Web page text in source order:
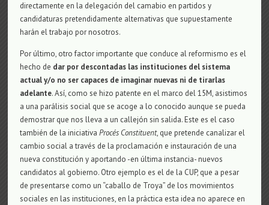
directamente en la delegación del camabio en partidos y
candidaturas pretendidamente alternativas que supuestamente
harán el trabajo por nosotros.
Por último, otro factor importante que conduce al reformismo es el
hecho de dar por descontadas las instituciones del sistema
actual y/o no ser capaces de imaginar nuevas ni de tirarlas
adelante. Así, como se hizo patente en el marco del 15M, asistimos
a una parálisis social que se acoge a lo conocido aunque se pueda
demostrar que nos lleva a un callejón sin salida. Este es el caso
también de la iniciativaProcés Constituent, que pretende canalizar el
cambio social a través de la proclamación e instauración de una
nueva constitución y aportando -en última instancia- nuevos
candidatos al gobierno. Otro ejemplo es el de la CUP, que a pesar
de presentarse como un “caballo de Troya” de los movimientos
sociales en las instituciones, en la práctica esta idea no aparece en